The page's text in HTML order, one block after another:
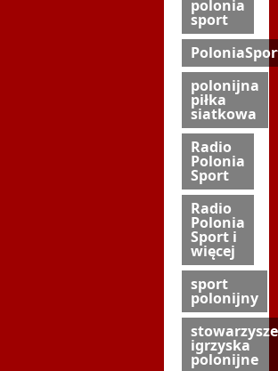
polonia
sport
polonijna
piłka
siatkowa
Radio
Polonia
Sport
Radio
Polonia
Sport i
więcej
sport
polonijny
igrzyska
polonijne